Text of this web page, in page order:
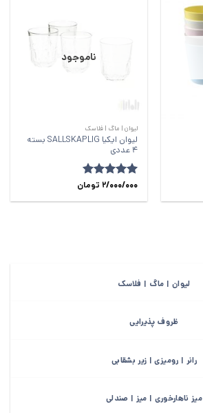
ناموجود
لیوان | ماگ | فلاسک
لیوان ایکیا SALLSKAPLIG بسته
4 عددی
امتیاز5 از 2/000/000 تومان
لیوان | ماگ | فلاسک
ظروف پذیرایی
رانر | رومیزی | زیر بشقابی
میز ناهارخوری | میز | صندلی